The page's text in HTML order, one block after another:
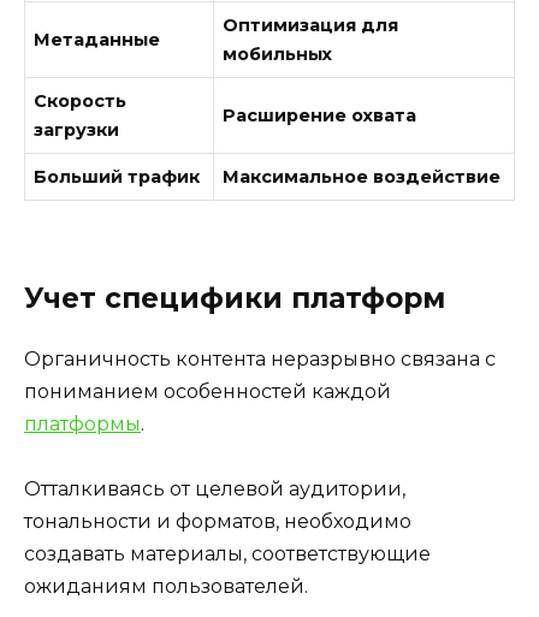
Метаданные
Оптимизация для
мобильных
Скорость
загрузки
Расширение охвата
Больший трафик Максимальное воздействие
Учет специфики платформ
Органичность контента неразрывно связана с
пониманием особенностей каждой
платформы.
Отталкиваясь от целевой аудитории,
тональности и форматов, необходимо
создавать материалы, соответствующие
ожиданиям пользователей.